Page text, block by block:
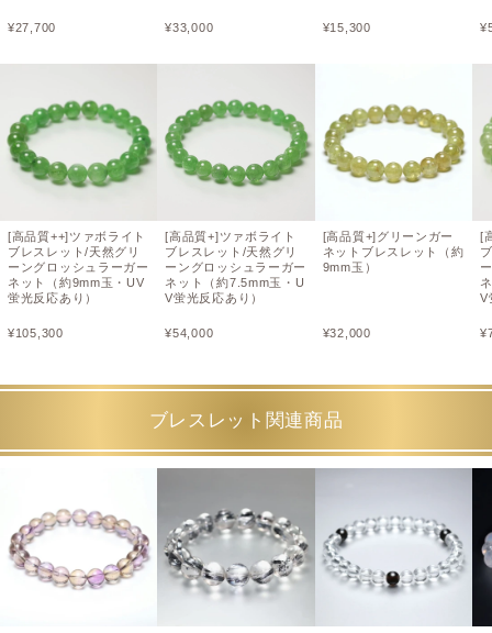
¥27,700
[高品質++]ツァボライト
ブレスレット/天然グリ
ーングロッシュラーガー
ネット（約9mm玉・UV
蛍光反応あり）
¥105,300
¥33,000
[高品質+]ツァボライト
ブレスレット/天然グリ
ーングロッシュラーガー
ネット（約7.5mm玉・U
V蛍光反応あり）
¥54,000
¥15,300
[高品質+]グリーンガー
ネットブレスレット（約
9mm玉）
¥32,000
¥
[
V
¥
ブレスレット関連商品